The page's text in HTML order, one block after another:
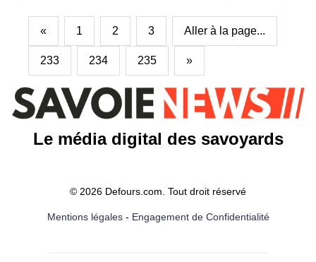
« 1 2 3 Aller à la page...
233 234 235 »
Le média digital des savoyards
© 2026 Defours.com. Tout droit réservé
Mentions légales- Engagement de Confidentialité